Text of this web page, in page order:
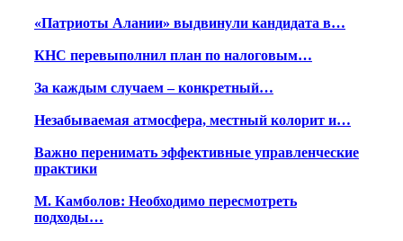
«Патриоты Алании» выдвинули кандидата в…
КНС перевыполнил план по налоговым…
За каждым случаем – конкретный…
Незабываемая атмосфера, местный колорит и…
Важно перенимать эффективные управленческие
практики
М. Камболов: Необходимо пересмотреть
подходы…